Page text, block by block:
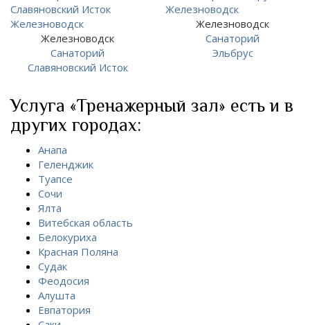
Железноводск
Санаторий
Славяновский Исток
Железноводск
Санаторий
Эльбрус
Услуга «Тренажерный зал» есть и в
других городах:
Анапа
Геленджик
Туапсе
Сочи
Ялта
Витебская область
Белокуриха
Красная Поляна
Судак
Феодосия
Алушта
Евпатория